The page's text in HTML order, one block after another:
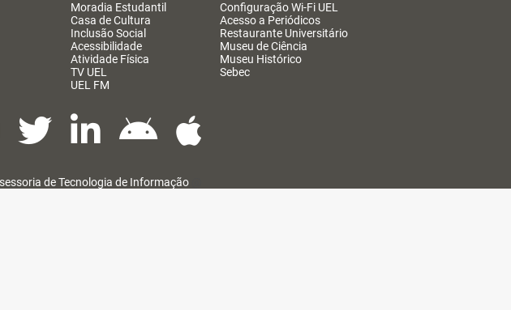
Moradia Estudantil
Casa de Cultura
Inclusão Social
Acessibilidade
Atividade Física
TV UEL
UEL FM
Configuração Wi-Fi UEL
Acesso a Periódicos
Restaurante Universitário
Museu de Ciência
Museu Histórico
Sebec
de Tecnologia de Informação